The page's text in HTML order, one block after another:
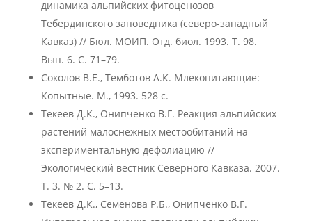
динамика альпийских фитоценозов
Тебердинского заповедника (северо-западный
Кавказ) // Бюл. МОИП. Отд. биол. 1993. Т. 98.
Вып. 6. С. 71–79.
Соколов В.Е., Темботов А.К. Млекопитающие:
Копытные. М., 1993. 528 с.
Текеев Д.К., Онипченко В.Г. Реакция альпийских
растений малоснежных местообитаний на
экспериментальную дефолиацию //
Экологический вестник Северного Кавказа. 2007.
Т. 3. № 2. С. 5–13.
Текеев Д.К., Семенова Р.Б., Онипченко В.Г.